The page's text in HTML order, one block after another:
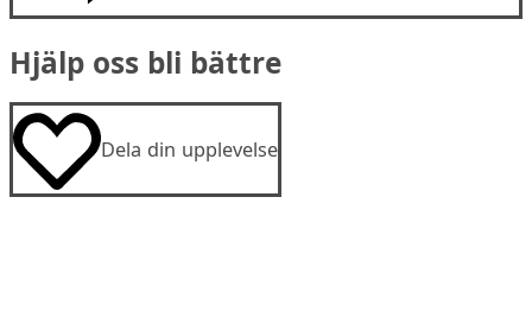
Hjälp oss bli bättre
Dela din upplevelse